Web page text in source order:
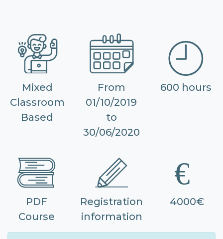
Mixed
Classroom
Based
From
01/10/2019
to
30/06/2020
600 hours
PDF
Course
Registration
information
4000€